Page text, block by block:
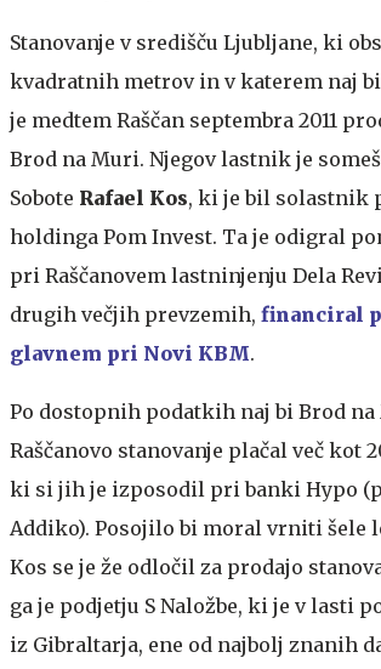
Stanovanje v središču Ljubljane, ki
kvadratnih metrov in v katerem naj
je medtem Raščan septembra 2011
Brod na Muri. Njegov lastnik je
Sobote Rafael Kos, ki je bil solastnik
holdinga Pom Invest. Ta je odigral
pri Raščanovem lastninjenju Dela
drugih večjih prevzemih, financiral
glavnem pri Novi KBM.
Po dostopnih podatkih naj bi Brod na
Raščanovo stanovanje plačal več kot
ki si jih je izposodil pri banki Hypo
Addiko). Posojilo bi moral vrniti šele
Kos se je že odločil za prodajo
ga je podjetju S Naložbe, ki je v lasti
iz Gibraltarja, ene od najbolj znanih